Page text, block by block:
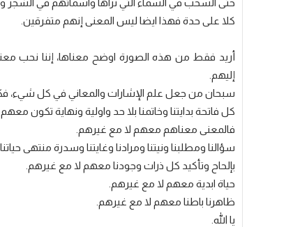
حتى السحب في السماء التي نراها واسمائهم في الشجر
كلا على حدة فهذا ايضا ليس المعنى إنهم متفرقين.
أريد فقط من هذه الصورة اوضح معناها، إننا نحب
إليهم.
سبحان من جعل علم الإشارات والمعاني في كل شيء،
كل فاتحة بدايتنا وخاتمنا بلا حد واولية ونهاية تكون
فالمعنى معناهم معهم لا مع غيرهم.
سؤالنا ومطلبنا ونيتنا ومرادنا وغايتنا وسدرة منتهى
بإلحاح وتأكيد كل ذرات وجودنا معهم لا مع غيرهم.
حياة ابدية معهم لا مع غيرهم.
ظاهرنا باطنا معهم لا مع غيرهم.
يا الله.